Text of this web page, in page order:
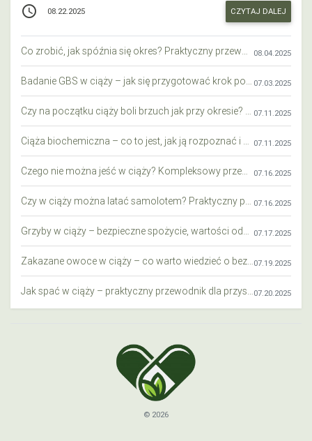
access_time 08.22.2025 CZYTAJ DALEJ
08.04.2025
07.03.2025
07.11.2025
07.11.2025
07.16.2025
07.16.2025
07.17.2025
07.19.2025
07.20.2025
© 2026